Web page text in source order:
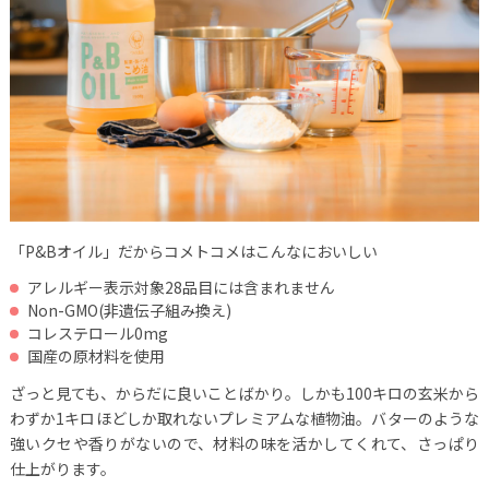
「P&Bオイル」だからコメトコメはこんなにおいしい
アレルギー表示対象28品目には含まれません
Non-GMO(非遺伝子組み換え)
コレステロール0mg
国産の原材料を使用
ざっと見ても、からだに良いことばかり。しかも100キロの玄米から
わずか1キロほどしか取れないプレミアムな植物油。バターのような
強いクセや香りがないので、材料の味を活かしてくれて、さっぱり
仕上がります。